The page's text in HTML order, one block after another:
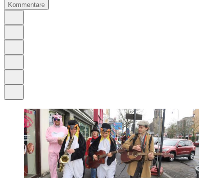
Kommentare